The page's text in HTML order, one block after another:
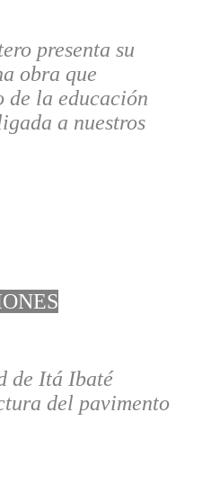
presenta su
obra que
de la educación
a nuestros
de Itá Ibaté
del pavimento